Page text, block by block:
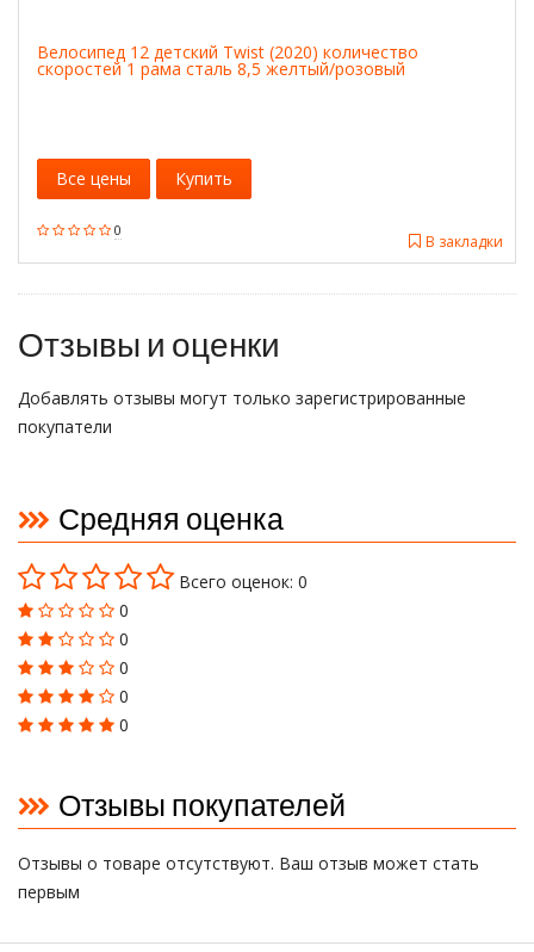
Велосипед 12 детский Twist (2020) количество
скоростей 1 рама сталь 8,5 желтый/розовый
0
В закладки
Все цены Купить
Отзывы и оценки
Добавлять отзывы могут только зарегистрированные
покупатели
Средняя оценка
Всего оценок: 0
0
0
0
0
0
Отзывы покупателей
Отзывы о товаре отсутствуют. Ваш отзыв может стать
первым